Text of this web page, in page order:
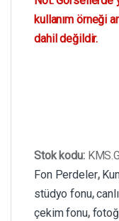
kullanım örneği
dahil değildir.
Stok kodu:
Fon Perdeler,
stüdyo fonu,
çekim fonu,